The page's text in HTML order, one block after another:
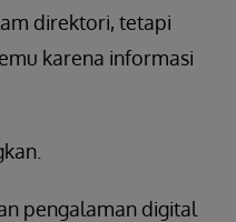
direktori, tetapi
karena informasi
pengalaman digital